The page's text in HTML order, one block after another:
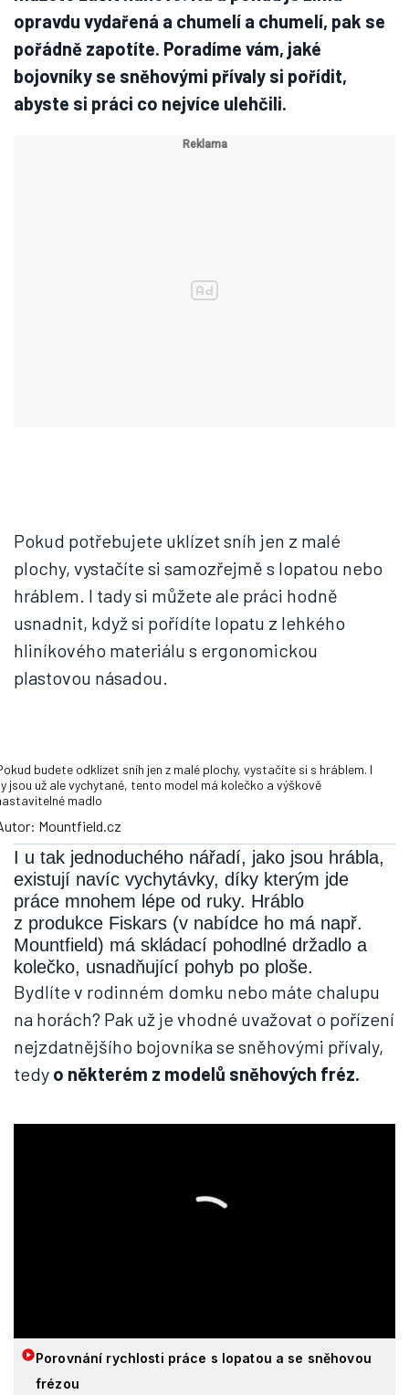
opravdu vydařená a chumelí a chumelí, pak se
pořádně zapotíte. Poradíme vám, jaké
bojovníky se sněhovými přívaly si pořídit,
abyste si práci co nejvíce ulehčili.
Pokud potřebujete uklízet sníh jen z malé
plochy, vystačíte si samozřejmě s lopatou nebo
hráblem. I tady si můžete ale práci hodně
usnadnit, když si pořídíte lopatu z lehkého
hliníkového materiálu s ergonomickou
plastovou násadou.
budete odklízet sníh jen z malé plochy, vystačíte si s hráblem. I
jsou už ale vychytané, tento model má kolečko a výškově
madlo
Mountfield.cz
I u tak jednoduchého nářadí, jako jsou hrábla,
existují navíc vychytávky, díky kterým jde
práce mnohem lépe od ruky. Hráblo
z produkce Fiskars (v nabídce ho má např.
Mountfield) má skládací pohodlné držadlo a
kolečko, usnadňující pohyb po ploše.
Bydlíte v rodinném domku nebo máte chalupu
na horách? Pak už je vhodné uvažovat o pořízení
nejzdatnějšího bojovníka se sněhovými přívaly,
tedy o některém z modelů sněhových fréz.
Porovnání rychlosti práce s lopatou a se sněhovou
frézou